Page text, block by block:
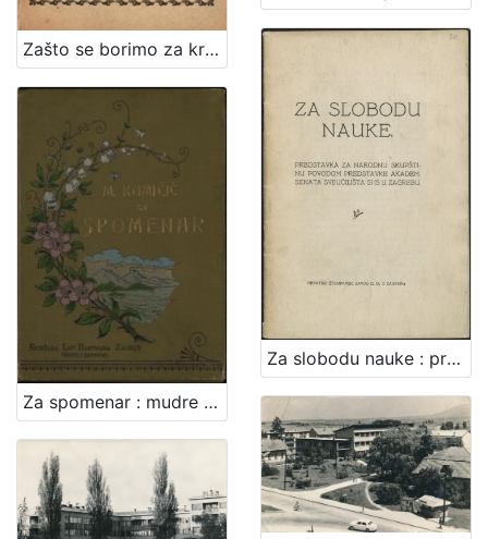
Zašto se borimo za kraće radno vrijeme? : jedan zadatak radničkih strukovnih organizacija / obradio V. Bukšeg
Za spomenar : mudre izreke iz naše književnosti / pribrala Marija Kumičić. Zagreb, [1896]. [Knjiga]
Za slobodu nauke : predstavka za Narodnu skupštinu povodom predstavke Akadem. senata Sveučilišta SHS u Zagrebu / [Branko Vodnik ... et al.]